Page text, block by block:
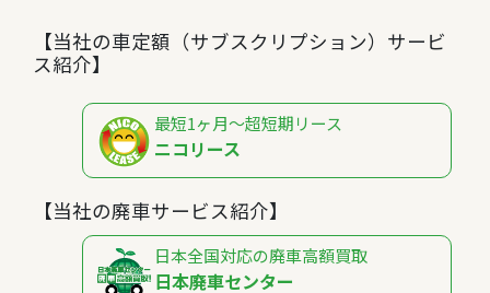
【当社の車定額（サブスクリプション）サービ
ス紹介】
最短1ヶ月～超短期リース
ニコリース
【当社の廃車サービス紹介】
日本全国対応の廃車高額買取
日本廃車センター